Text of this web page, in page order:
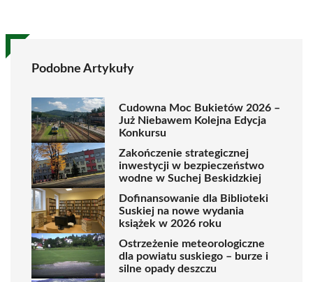
Podobne Artykuły
Cudowna Moc Bukietów 2026 –
Już Niebawem Kolejna Edycja
Konkursu
Zakończenie strategicznej
inwestycji w bezpieczeństwo
wodne w Suchej Beskidzkiej
Dofinansowanie dla Biblioteki
Suskiej na nowe wydania
książek w 2026 roku
Ostrzeżenie meteorologiczne
dla powiatu suskiego – burze i
silne opady deszczu